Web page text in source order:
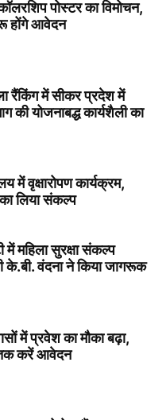
पोस्टर का विमोचन,
होंगे आवेदन
रैंकिंग में सीकर प्रदेश में
की योजनाबद्ध कार्यशैली का
में वृक्षारोपण कार्यक्रम,
लिया संकल्प
में महिला सुरक्षा संकल्प
के.बी. वंदना ने किया जागरूक
में प्रवेश का मौका बढ़ा,
करें आवेदन